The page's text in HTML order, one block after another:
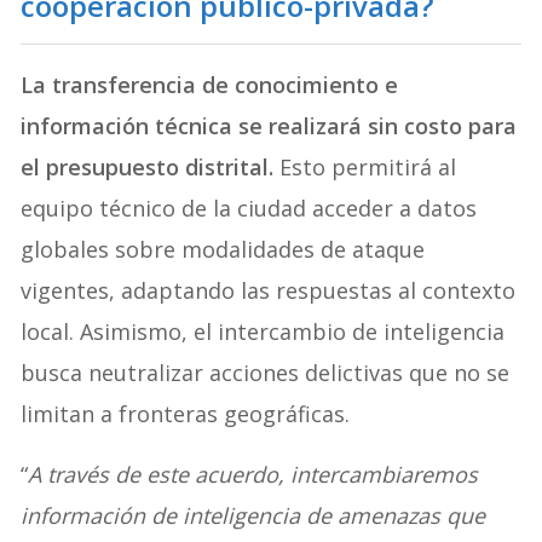
La transferencia de conocimiento e
información técnica se realizará sin costo para
el presupuesto distrital. Esto permitirá al
equipo técnico de la ciudad acceder a datos
globales sobre modalidades de ataque
vigentes, adaptando las respuestas al contexto
local. Asimismo, el intercambio de inteligencia
busca neutralizar acciones delictivas que no se
limitan a fronteras geográficas.
“A través de este acuerdo, intercambiaremos
información de inteligencia de amenazas que